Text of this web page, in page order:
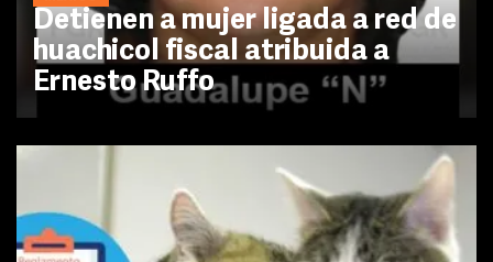
Detienen a mujer ligada a red de
huachicol fiscal atribuida a
Ernesto Ruffo